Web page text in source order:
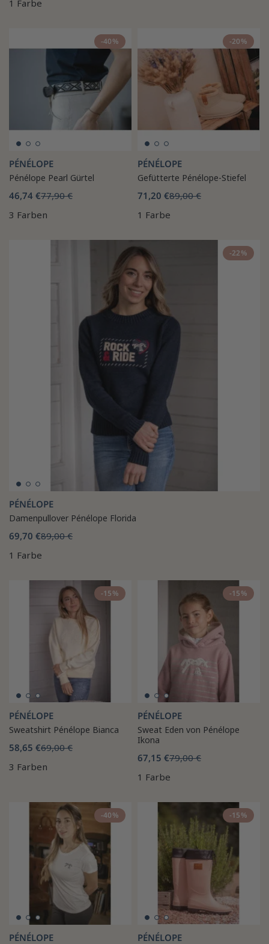
1 Farbe
-40%
PÉNÉLOPE
Pénélope Pearl Gürtel
46,74 €77,90 €
3 Farben
-20%
PÉNÉLOPE
Gefütterte Pénélope-Stiefel
71,20 €89,00 €
1 Farbe
-22%
PÉNÉLOPE
Damenpullover Pénélope Florida
69,70 €89,00 €
1 Farbe
-15%
PÉNÉLOPE
Sweatshirt Pénélope Bianca
58,65 €69,00 €
3 Farben
-15%
PÉNÉLOPE
Sweat Eden von Pénélope
Ikona
67,15 €79,00 €
1 Farbe
-40%
PÉNÉLOPE
-15%
PÉNÉLOPE